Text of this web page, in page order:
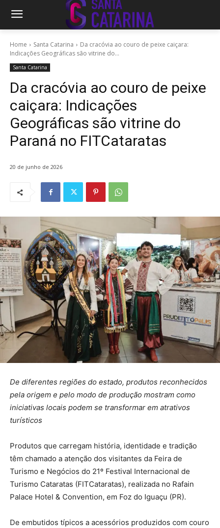
Home Santa Catarina
Da cracóvia ao couro de peixe caiçara:
Indicações Geográficas são vitrine do...
Santa Catarina
Da cracóvia ao couro de peixe
caiçara: Indicações
Geográficas são vitrine do
Paraná no FITCataratas
20 de junho de 2026
De diferentes regiões do estado, produtos reconhecidos
pela origem e pelo modo de produção mostram como
iniciativas locais podem se transformar em atrativos
turísticos
Produtos que carregam história, identidade e tradição
têm chamado a atenção dos visitantes da Feira de
Turismo e Negócios do 21º Festival Internacional de
Turismo Cataratas (FITCataratas), realizada no Rafain
Palace Hotel & Convention, em Foz do Iguaçu (PR).
De embutidos típicos a acessórios produzidos com couro